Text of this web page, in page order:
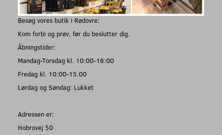
Besøg vores butik i Rødovre:
Kom forbi og prøv, før du beslutter dig.
Åbningstider:
Mandag-Torsdag kl. 10:00-16:00
Fredag kl. 10:00-15.00
Lørdag og Søndag: Lukket
Adressen er:
Hobrovej 50